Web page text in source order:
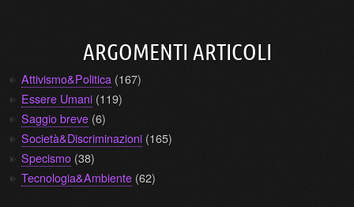
ARGOMENTI ARTICOLI
Attivismo&Politica (167)
Essere Umani (119)
Saggio breve (6)
Società&Discriminazioni (165)
Specismo (38)
Tecnologia&Ambiente (62)